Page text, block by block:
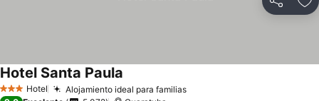
Compartir
3 Estrellas
Hotel Alojamiento ideal para familias
Hotel Santa Paula